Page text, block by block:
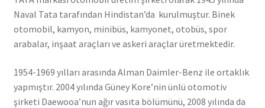
Naval Tata tarafından Hindistan’da kurulmuştur. Binek
otomobil, kamyon, minibüs, kamyonet, otobüs, spor
arabalar, inşaat araçları ve askeri araçlar üretmektedir.
1954-1969 yılları arasında Alman Daimler-Benz ile ortaklık
yapmıştır. 2004 yılında Güney Kore’nin ünlü otomotiv
şirketi Daewooa’nun ağır vasıta bölümünü, 2008 yılında da